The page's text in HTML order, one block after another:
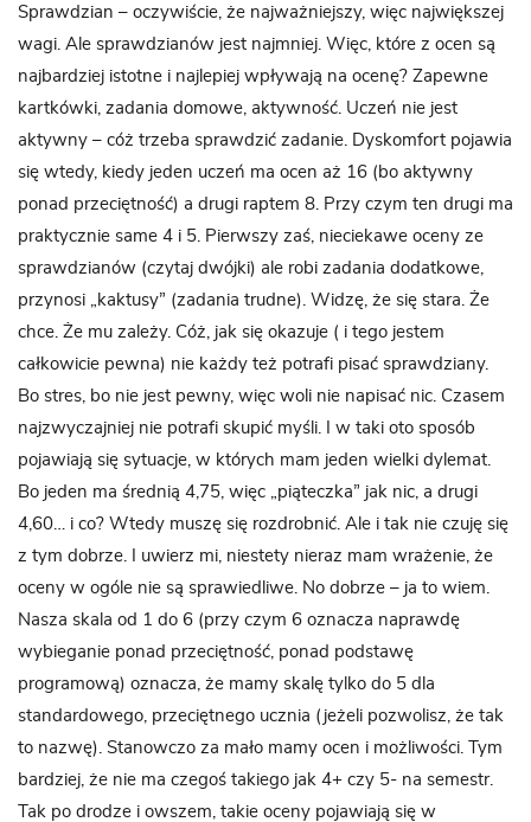
Sprawdzian – oczywiście, że najważniejszy, więc największej
wagi. Ale sprawdzianów jest najmniej. Więc, które z ocen są
najbardziej istotne i najlepiej wpływają na ocenę? Zapewne
kartkówki, zadania domowe, aktywność. Uczeń nie jest
aktywny – cóż trzeba sprawdzić zadanie. Dyskomfort pojawia
się wtedy, kiedy jeden uczeń ma ocen aż 16 (bo aktywny
ponad przeciętność) a drugi raptem 8. Przy czym ten drugi ma
praktycznie same 4 i 5. Pierwszy zaś, nieciekawe oceny ze
sprawdzianów (czytaj dwójki) ale robi zadania dodatkowe,
przynosi „kaktusy” (zadania trudne). Widzę, że się stara. Że
chce. Że mu zależy. Cóż, jak się okazuje ( i tego jestem
całkowicie pewna) nie każdy też potrafi pisać sprawdziany.
Bo stres, bo nie jest pewny, więc woli nie napisać nic. Czasem
najzwyczajniej nie potrafi skupić myśli. I w taki oto sposób
pojawiają się sytuacje, w których mam jeden wielki dylemat.
Bo jeden ma średnią 4,75, więc „piąteczka” jak nic, a drugi
4,60… i co? Wtedy muszę się rozdrobnić. Ale i tak nie czuję się
z tym dobrze. I uwierz mi, niestety nieraz mam wrażenie, że
oceny w ogóle nie są sprawiedliwe. No dobrze – ja to wiem.
Nasza skala od 1 do 6 (przy czym 6 oznacza naprawdę
wybieganie ponad przeciętność, ponad podstawę
programową) oznacza, że mamy skalę tylko do 5 dla
standardowego, przeciętnego ucznia (jeżeli pozwolisz, że tak
to nazwę). Stanowczo za mało mamy ocen i możliwości. Tym
bardziej, że nie ma czegoś takiego jak 4+ czy 5- na semestr.
Tak po drodze i owszem, takie oceny pojawiają się w